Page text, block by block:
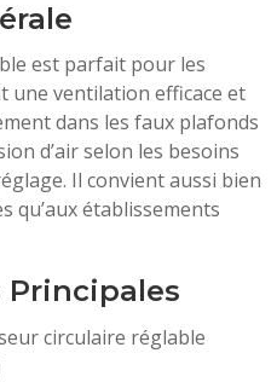
est parfait pour les
une ventilation efficace et
dans les faux plafonds
d’air selon les besoins
Il convient aussi bien
qu’aux établissements
Principales
circulaire réglable